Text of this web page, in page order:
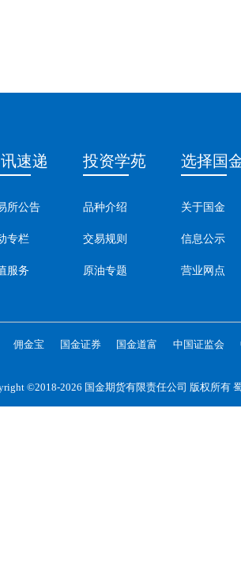
速递
所公告
专栏
服务
投资学苑
品种介绍
交易规则
原油专题
选择国
关于国金
信息公示
营业网点
佣金宝 国金证券 国金道富 中国证监会
©2018-2026 国金期货有限责任公司 版权所有